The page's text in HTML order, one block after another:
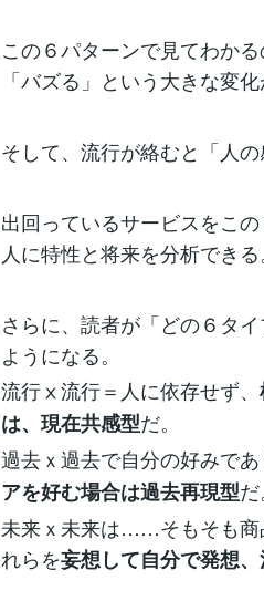
この６パターンで見てわか
「バズる」という大きな変化
そして、流行が絡むと「人
出回っているサービスをこ
人に特性と将来を分析できる
さらに、読者が「どの６タ
ようになる。
流行ⅹ流行＝人に依存せず、
は、現在共感型だ。
過去ｘ過去で自分の好みであ
アを好む場合は過去再現型だ
未来ｘ未来は……そもそも商
れらを妄想して自分で発想